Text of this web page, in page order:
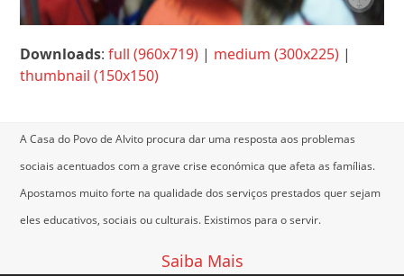
Downloads:full (960x719) | medium (300x225) |
thumbnail (150x150)
A Casa do Povo de Alvito procura dar uma resposta aos problemas
sociais acentuados com a grave crise económica que afeta as famílias.
Apostamos muito forte na qualidade dos serviços prestados quer sejam
eles educativos, sociais ou culturais. Existimos para o servir.
Saiba Mais